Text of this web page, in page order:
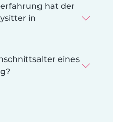
hat der
in
eines